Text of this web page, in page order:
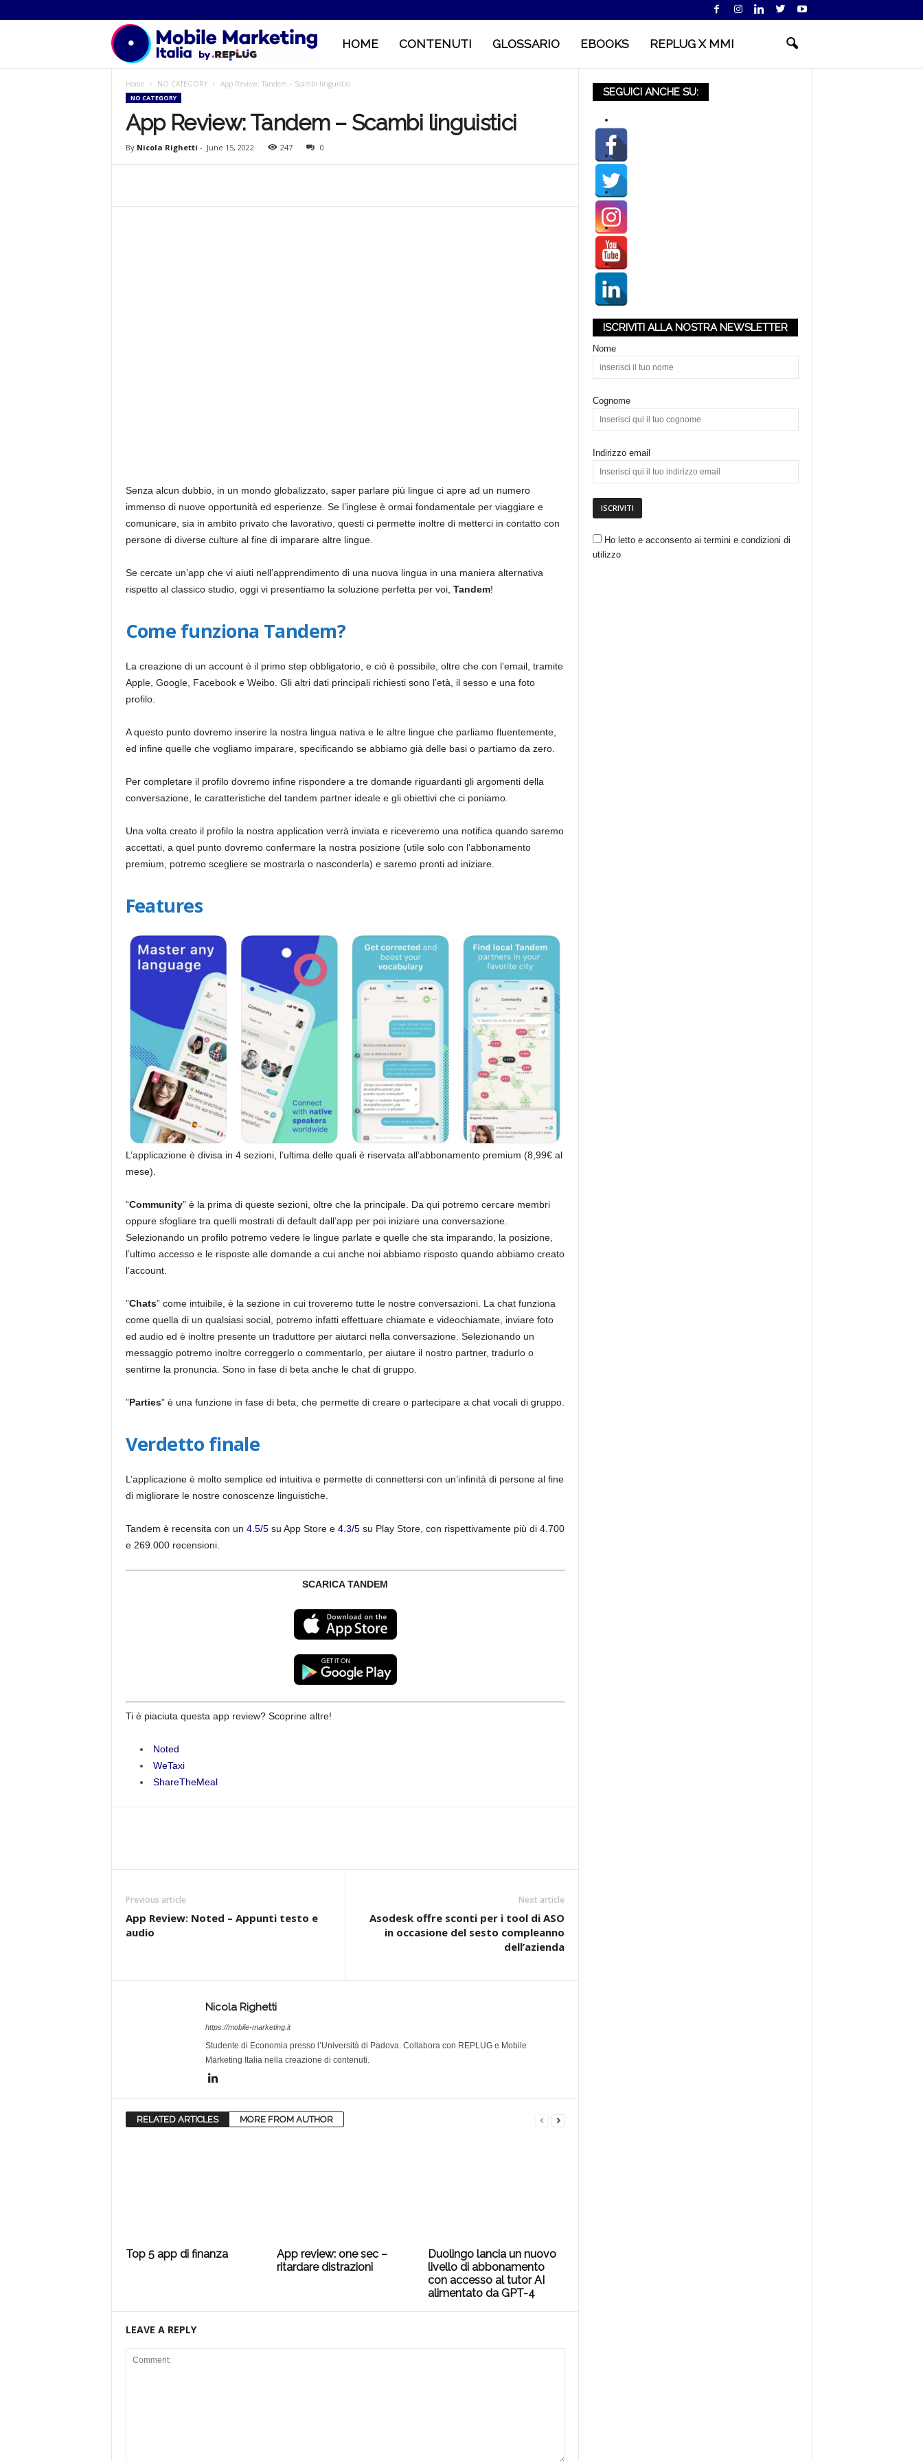
o
e
t
n
a
HOME CONTENUTI GLOSSARIO EBOOKS REPLUG X MMI
Home NO CATEGORY App Review: Tandem – Scambi linguistici
NO CATEGORY
App Review: Tandem – Scambi linguistici
By Nicola Righetti - June 15, 2022 247 0
Senza alcun dubbio, in un mondo globalizzato, saper parlare più lingue ci apre ad un numero
immenso di nuove opportunità ed esperienze. Se l’inglese è ormai fondamentale per viaggiare e
comunicare, sia in ambito privato che lavorativo, questi ci permette inoltre di metterci in contatto con
persone di diverse culture al fine di imparare altre lingue.
Se cercate un’app che vi aiuti nell’apprendimento di una nuova lingua in una maniera alternativa
rispetto al classico studio, oggi vi presentiamo la soluzione perfetta per voi, Tandem!
Come funziona Tandem?
La creazione di un account è il primo step obbligatorio, e ciò è possibile, oltre che con l’email, tramite
Apple, Google, Facebook e Weibo. Gli altri dati principali richiesti sono l’età, il sesso e una foto
profilo.
A questo punto dovremo inserire la nostra lingua nativa e le altre lingue che parliamo fluentemente,
ed infine quelle che vogliamo imparare, specificando se abbiamo già delle basi o partiamo da zero.
Per completare il profilo dovremo infine rispondere a tre domande riguardanti gli argomenti della
conversazione, le caratteristiche del tandem partner ideale e gli obiettivi che ci poniamo.
Una volta creato il profilo la nostra application verrà inviata e riceveremo una notifica quando saremo
accettati, a quel punto dovremo confermare la nostra posizione (utile solo con l’abbonamento
premium, potremo scegliere se mostrarla o nasconderla) e saremo pronti ad iniziare.
Features
L’applicazione è divisa in 4 sezioni, l’ultima delle quali è riservata all’abbonamento premium (8,99€ al
mese).
“Community” è la prima di queste sezioni, oltre che la principale. Da qui potremo cercare membri
oppure sfogliare tra quelli mostrati di default dall’app per poi iniziare una conversazione.
Selezionando un profilo potremo vedere le lingue parlate e quelle che sta imparando, la posizione,
l’ultimo accesso e le risposte alle domande a cui anche noi abbiamo risposto quando abbiamo creato
l’account.
”Chats” come intuibile, è la sezione in cui troveremo tutte le nostre conversazioni. La chat funziona
come quella di un qualsiasi social, potremo infatti effettuare chiamate e videochiamate, inviare foto
ed audio ed è inoltre presente un traduttore per aiutarci nella conversazione. Selezionando un
messaggio potremo inoltre correggerlo o commentarlo, per aiutare il nostro partner, tradurlo o
sentirne la pronuncia. Sono in fase di beta anche le chat di gruppo.
”Parties” è una funzione in fase di beta, che permette di creare o partecipare a chat vocali di gruppo.
Verdetto finale
L’applicazione è molto semplice ed intuitiva e permette di connettersi con un’infinità di persone al fine
di migliorare le nostre conoscenze linguistiche.
Tandem è recensita con un 4.5/5su App Store e 4.3/5su Play Store, con rispettivamente più di 4.700
e 269.000 recensioni.
SCARICA TANDEM
Ti è piaciuta questa app review? Scoprine altre!
Noted
WeTaxi
ShareTheMeal
Previous article
App Review: Noted – Appunti testo e
audio
Next article
Asodesk offre sconti per i tool di ASO
in occasione del sesto compleanno
dell’azienda
Nicola Righetti
https://mobile-marketing.it
Studente di Economia presso l’Università di Padova. Collabora con REPLUG e Mobile
Marketing Italia nella creazione di contenuti.
RELATED ARTICLES MORE FROM AUTHOR
Top 5 app di finanza
App review: one sec –
ritardare distrazioni
Duolingo lancia un nuovo
livello di abbonamento
con accesso al tutor AI
alimentato da GPT-4
LEAVE A REPLY
SEGUICI ANCHE SU:
ISCRIVITI ALLA NOSTRA NEWSLETTER
Nome
Cognome
Indirizzo email
Ho letto e acconsento ai termini e condizioni di
utilizzo